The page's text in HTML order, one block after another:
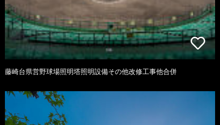
藤崎台県営野球場照明塔照明設備その他改修工事他合併